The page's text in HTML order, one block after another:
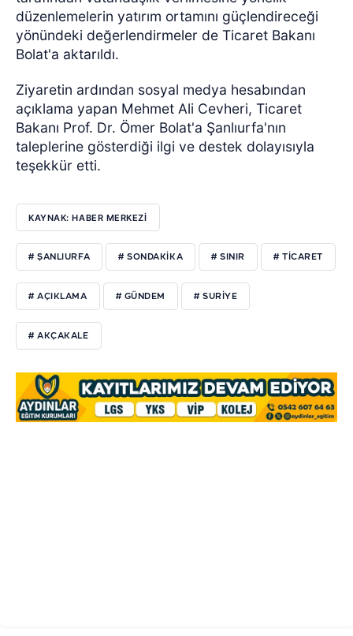
düzenlemelerin yatırım ortamını güçlendireceği
yönündeki değerlendirmeler de Ticaret Bakanı
Bolat'a aktarıldı.
Ziyaretin ardından sosyal medya hesabından
açıklama yapan Mehmet Ali Cevheri, Ticaret
Bakanı Prof. Dr. Ömer Bolat'a Şanlıurfa'nın
taleplerine gösterdiği ilgi ve destek dolayısıyla
teşekkür etti.
KAYNAK: HABER MERKEZİ
# ŞANLIURFA # SONDAKIKA # SINIR # TICARET
# AÇIKLAMA # GÜNDEM # SURIYE
# AKÇAKALE